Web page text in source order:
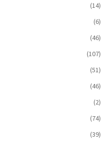
(14)
(6)
(46)
(107)
(51)
(46)
(2)
(74)
(39)